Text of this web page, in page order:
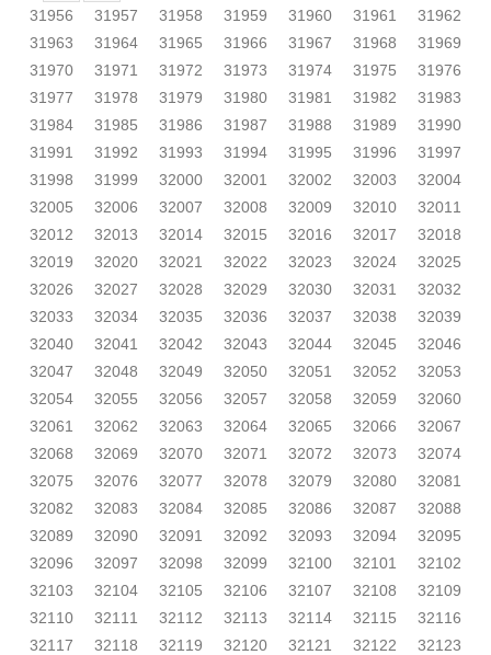
31956
31957 31958 31959 31960 31961
31962
31963
31964 31965 31966 31967 31968
31969
31970
31971 31972 31973 31974 31975
31976
31977
31978 31979 31980 31981 31982
31983
31984
31985 31986 31987 31988 31989
31990
31991
31992 31993 31994 31995 31996
31997
31998
31999 32000 32001 32002 32003
32004
32005
32006 32007 32008 32009 32010
32011
32012
32013 32014 32015 32016 32017
32018
32019
32020 32021 32022 32023 32024
32025
32026
32027 32028 32029 32030 32031
32032
32033
32034 32035 32036 32037 32038
32039
32040
32041 32042 32043 32044 32045
32046
32047
32048 32049 32050 32051 32052
32053
32054
32055 32056 32057 32058 32059
32060
32061
32062 32063 32064 32065 32066
32067
32068
32069 32070 32071 32072 32073
32074
32075
32076 32077 32078 32079 32080
32081
32082
32083 32084 32085 32086 32087
32088
32089
32090 32091 32092 32093 32094
32095
32096
32097 32098 32099 32100 32101
32102
32103
32104 32105 32106 32107 32108
32109
32110
32111 32112 32113 32114 32115
32116
32117
32118 32119 32120 32121 32122
32123